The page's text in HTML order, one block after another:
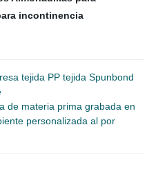
incontinencia
tejida PP tejida Spunbond
de materia prima grabada en
personalizada al por